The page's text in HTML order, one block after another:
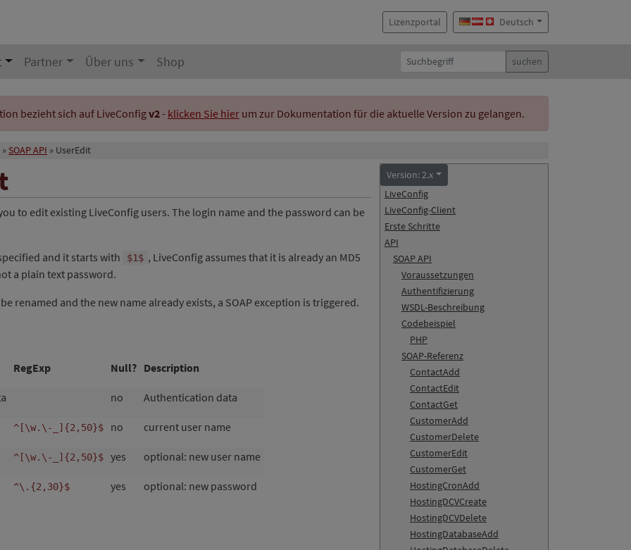
Lizenzportal Deutsch
Partner Über uns Shop suchen
bezieht sich auf LiveConfigv2- klicken Sie hier um zur Dokumentation für die aktuelle Version zu gelangen.
SOAP API UserEdit
Version: 2.x
LiveConfig
LiveConfig-Client
Erste Schritte
API
SOAP API
Voraussetzungen
Authentifizierung
WSDL-Beschreibung
Codebeispiel
PHP
SOAP-Referenz
ContactAdd
ContactEdit
ContactGet
CustomerAdd
CustomerDelete
CustomerEdit
CustomerGet
HostingCronAdd
HostingDCVCreate
HostingDCVDelete
HostingDatabaseAdd
to edit existing LiveConfig users. The login name and the password can be
and it starts with
$1$ , LiveConfig assumes that it is already an MD5
a plain text password.
renamed and the new name already exists, a SOAP exception is triggered.
RegExp Null? Description
no Authentication data
^[\w.\-_]{2,50}$ no current user name
^[\w.\-_]{2,50}$ yes optional: new user name
^\.{2,30}$ yes optional: new password